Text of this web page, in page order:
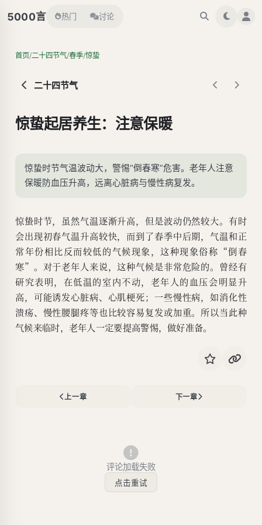
5000言 热门 讨论
首页/二十四节气/春季/惊蛰
二十四节气
惊蛰起居养生：注意保暖
惊蛰时节气温波动大，警惕“倒春寒”危害。老年人注意
保暖防血压升高，远离心脏病与慢性病复发。
惊蛰时节，虽然气温逐渐升高，但是波动仍然较大。有时
会出现初春气温升高较快，而到了春季中后期，气温和正
常年份相比反而较低的气候现象，这种现象俗称“倒春
寒”。对于老年人来说，这种气候是非常危险的。曾经有
研究表明，在低温的室内不动，老年人的血压会明显升
高，可能诱发心脏病、心肌梗死；一些慢性病，如消化性
溃疡、慢性腰腿疼等也比较容易复发或加重。所以当此种
气候来临时，老年人一定要提高警惕，做好准备。
上一章 下一章
评论加载失败
点击重试